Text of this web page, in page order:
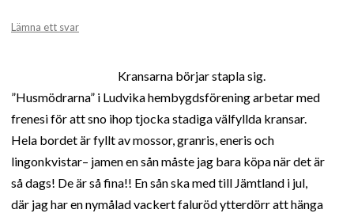
Lämna ett svar
Kransarna börjar stapla sig.
”Husmödrarna” i Ludvika hembygdsförening arbetar med
frenesi för att sno ihop tjocka stadiga välfyllda kransar.
Hela bordet är fyllt av mossor, granris, eneris och
lingonkvistar– jamen en sån måste jag bara köpa när det är
så dags! De är så fina!! En sån ska med till Jämtland i jul,
där jag har en nymålad vackert faluröd ytterdörr att hänga